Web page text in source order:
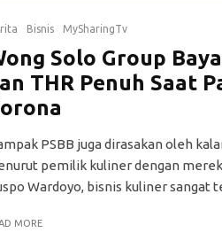
Bisnis MySharingTv
Solo Group
THR Penuh Saat
PSBB juga dirasakan oleh
pemilik kuliner dengan
Wardoyo, bisnis kuliner sangat
MORE